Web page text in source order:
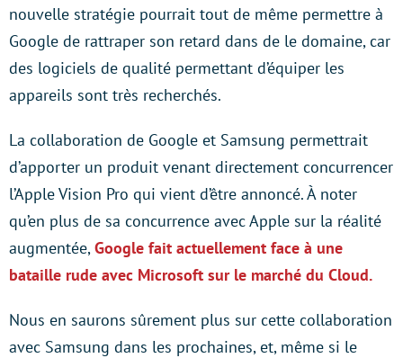
nouvelle stratégie pourrait tout de même permettre à
Google de rattraper son retard dans de le domaine, car
des logiciels de qualité permettant d’équiper les
appareils sont très recherchés.
La collaboration de Google et Samsung permettrait
d’apporter un produit venant directement concurrencer
l’Apple Vision Pro qui vient d’être annoncé. À noter
qu’en plus de sa concurrence avec Apple sur la réalité
augmentée,Google fait actuellement face à une
bataille rude avec Microsoft sur le marché du Cloud.
Nous en saurons sûrement plus sur cette collaboration
avec Samsung dans les prochaines, et, même si le